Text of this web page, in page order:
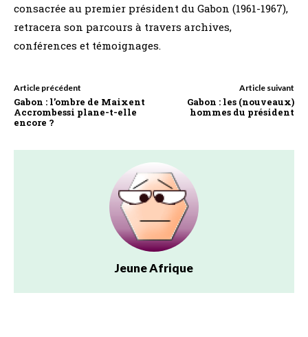
consacrée au premier président du Gabon (1961-1967),
retracera son parcours à travers archives,
conférences et témoignages.
Article précédent
Gabon : l’ombre de Maixent
Accrombessi plane-t-elle
encore ?
Article suivant
Gabon : les (nouveaux)
hommes du président
Jeune Afrique